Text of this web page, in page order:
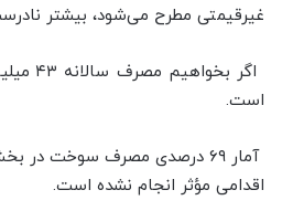
غیرقیمتی مطرح می‌شود، بیشتر
اگر
است.
آمار ۶۹ درصدی مصرف سوخت
اقدامی مؤثر انجام نشده است.